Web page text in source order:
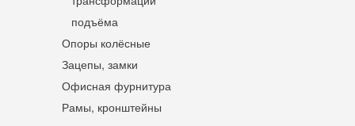
подъёма
Опоры колёсные
Зацепы, замки
Офисная фурнитура
Рамы, кронштейны